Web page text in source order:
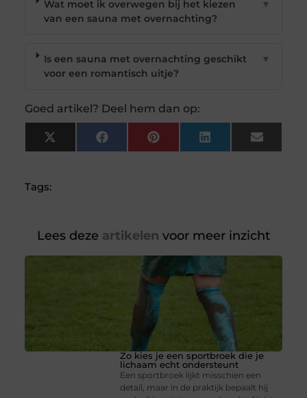
Wat moet ik overwegen bij het kiezen
van een sauna met overnachting?
▼
Is een sauna met overnachting geschikt
voor een romantisch uitje?
▼
Goed artikel? Deel hem dan op:
X
(Twitter)
FacebookPinterest LinkedIn Email
Tags:
Lees deze artikelen voor meer inzicht
Zo kies je een sportbroek die je
lichaam echt ondersteunt
Een sportbroek lijkt misschien een
detail, maar in de praktijk bepaalt hij